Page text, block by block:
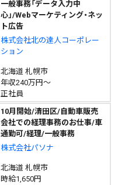
一般事務「データ入力中
心」/Webマーケティング・ネッ
ト広告
株式会社北の達人コーポレー
ション
北海道 札幌市
年収240万円～
正社員
10月開始/清田区/自動車販売
会社での経理事務のお仕事/車
通勤可/経理/一般事務
株式会社パソナ
北海道 札幌市
時給1,650円